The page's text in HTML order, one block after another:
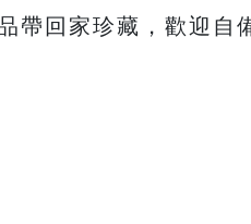
帶回家珍藏，歡迎自